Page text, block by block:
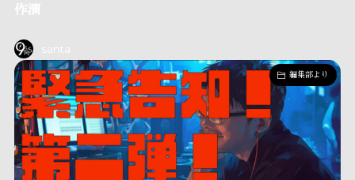
作演
santa
編集部より